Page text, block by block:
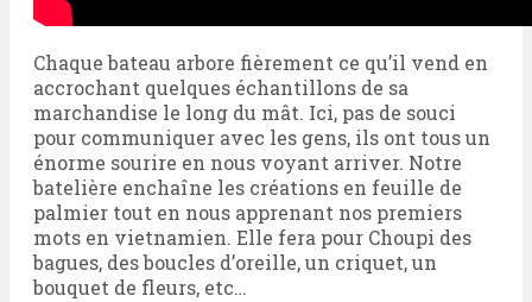
Chaque bateau arbore fièrement ce qu’il vend en
accrochant quelques échantillons de sa
marchandise le long du mât. Ici, pas de souci
pour communiquer avec les gens, ils ont tous un
énorme sourire en nous voyant arriver. Notre
batelière enchaîne les créations en feuille de
palmier tout en nous apprenant nos premiers
mots en vietnamien. Elle fera pour Choupi des
bagues, des boucles d’oreille, un criquet, un
bouquet de fleurs, etc…